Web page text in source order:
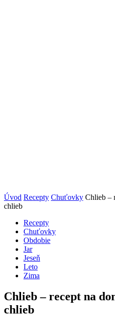
Úvod Recepty Chuťovky Chlieb –
chlieb
Recepty
Chuťovky
Obdobie
Jar
Jeseň
Leto
Zima
Chlieb – recept na
chlieb